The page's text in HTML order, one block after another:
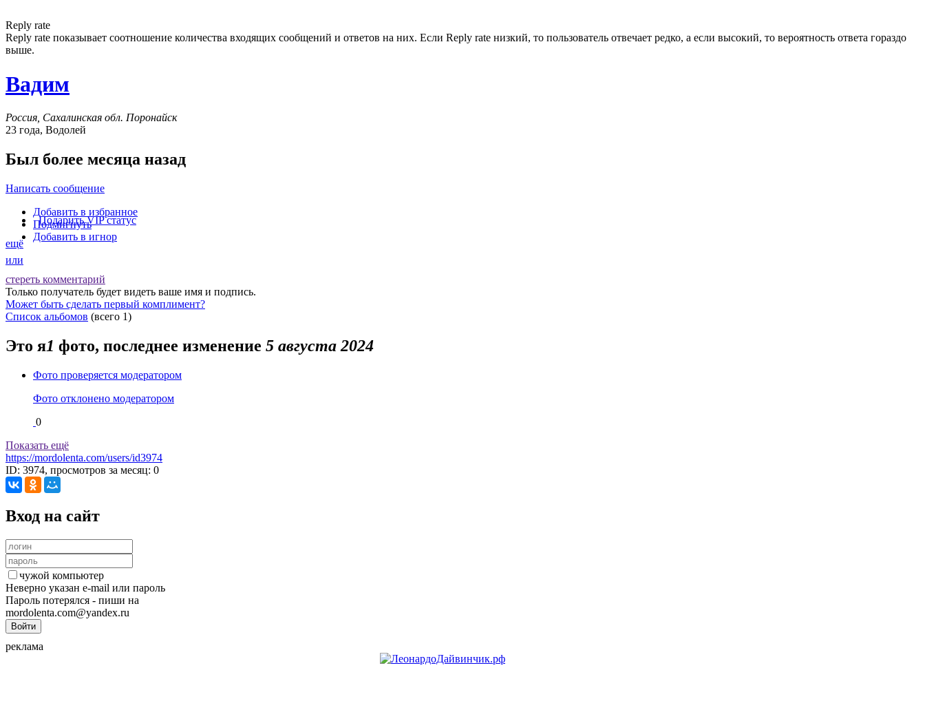
Reply rate
Reply rate показывает соотношение количества входящих сообщений и ответов на них. Если Reply rate низкий, то пользователь отвечает редко, а если высокий, то вероятность ответа гораздо
выше.
Вадим
Россия, Сахалинская обл. Поронайск
23 года, Водолей
Был более месяца назад
Написать сообщение
Добавить в избранное
Подмигнуть
Добавить в игнор
или
Подарить VIP статус
ещё
стереть комментарий
Только получатель будет видеть ваше имя и подпись.
Может быть сделать первый комплимент?
Список альбомов (всего 1)
Это я1 фото, последнее изменение 5 августа 2024
Фото проверяется модератором
Фото отклонено модератором
0
Показать ещё
https://mordolenta.com/users/id3974
ID: 3974, просмотров за месяц: 0
Вход на сайт
чужой компьютер
Неверно указан e-mail или пароль
Пароль потерялся - пиши на
mordolenta.com@yandex.ru
реклама